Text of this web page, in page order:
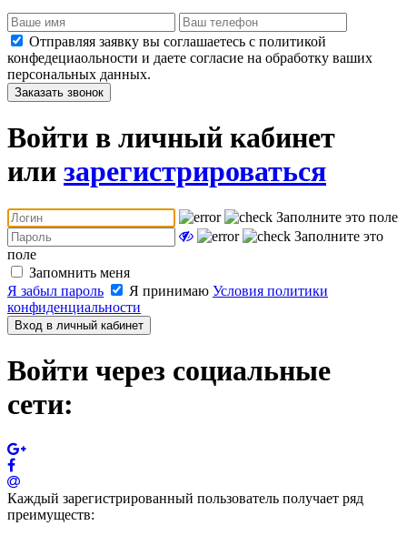
Отправляя заявку вы соглашаетесь с политикой
конфедециаольности и даете согласие на обработку ваших
персональных данных.
Заказать звонок
Войти в личный кабинет
или зарегистрироваться
Заполните это поле
Заполните это
поле
Запомнить меня
Я забыл пароль
Я принимаю Условия политики
конфиденциальности
Вход в личный кабинет
Войти через социальные
сети:
Каждый зарегистрированный пользователь получает ряд
преимуществ: